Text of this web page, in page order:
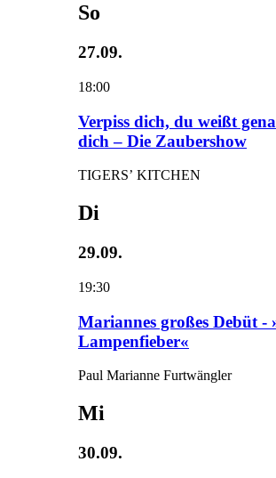
So
27.09.
18:00
Verpiss dich, du weißt
dich – Die Zaubershow
TIGERS’ KITCHEN
Di
29.09.
19:30
Mariannes großes Debüt -
Lampenfieber«
Paul Marianne Furtwängler
Mi
30.09.